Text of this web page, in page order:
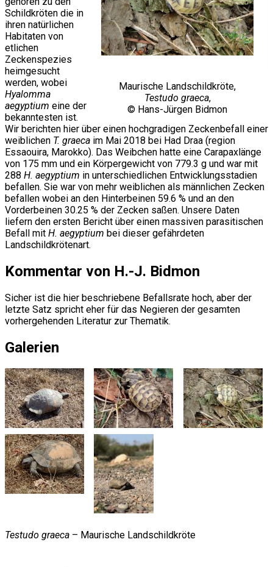
Maurische Landschildkröte,
Testudo graeca,
© Hans-Jürgen Bidmon
Schildkröten die in
ihren natürlichen
Habitaten von
etlichen
Zeckenspezies
heimgesucht
werden, wobei
Hyalomma
aegyptium eine der
bekanntesten ist.
Wir berichten hier über einen hochgradigen Zeckenbefall einer
weiblichen T. graeca im Mai 2018 bei Had Draa (region
Essaouira, Marokko). Das Weibchen hatte eine Carapaxlänge
von 175 mm und ein Körpergewicht von 779.3 g und war mit
288 H. aegyptium in unterschiedlichen Entwicklungsstadien
befallen. Sie war von mehr weiblichen als männlichen Zecken
befallen wobei an den Hinterbeinen 59.6 % und an den
Vorderbeinen 30.25 % der Zecken saßen. Unsere Daten
liefern den ersten Bericht über einen massiven parasitischen
Befall mit H. aegyptium bei dieser gefährdeten
Landschildkrötenart.
Kommentar von H.-J. Bidmon
Sicher ist die hier beschriebene Befallsrate hoch, aber der
letzte Satz spricht eher für das Negieren der gesamten
vorhergehenden Literatur zur Thematik.
Galerien
Testudo graeca – Maurische Landschildkröte